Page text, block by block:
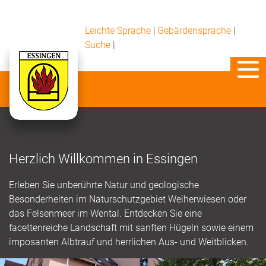
Leichte Sprache | Gebärdensprache |
Suche |
Herzlich Willkommen in Essingen
Erleben Sie unberührte Natur und geologische
Besonderheiten im Naturschutzgebiet Weiherwiesen oder
das Felsenmeer im Wental. Entdecken Sie eine
facettenreiche Landschaft mit sanften Hügeln sowie einem
imposanten Albtrauf und herrlichen Aus- und Weitblicken.